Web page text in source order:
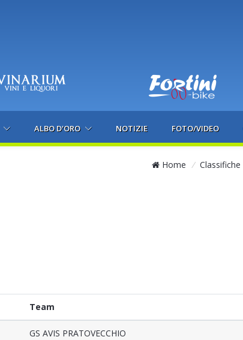
ALBO D'ORO NOTIZIE FOTO/VIDEO
Home / Classifiche
Team
GS AVIS PRATOVECCHIO